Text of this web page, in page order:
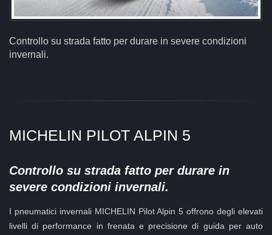
Controllo su strada fatto per durare in severe condizioni
invernali.
MICHELIN PILOT ALPIN 5
Controllo su strada fatto per durare in
severe condizioni invernali.
I pneumatici invernali MICHELIN Pilot Alpin 5 offrono degli elevati
livelli di performance in frenata e precisione di guida per auto